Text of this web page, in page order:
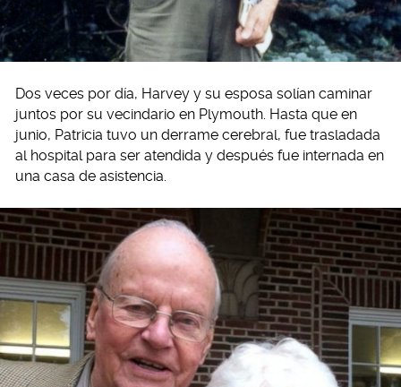
Dos veces por día, Harvey y su esposa solían caminar
juntos por su vecindario en Plymouth. Hasta que en
junio, Patricia tuvo un derrame cerebral, fue trasladada
al hospital para ser atendida y después fue internada en
una casa de asistencia.